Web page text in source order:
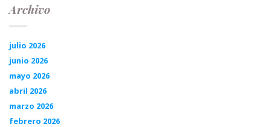
Archivo
julio 2026
junio 2026
mayo 2026
abril 2026
marzo 2026
febrero 2026